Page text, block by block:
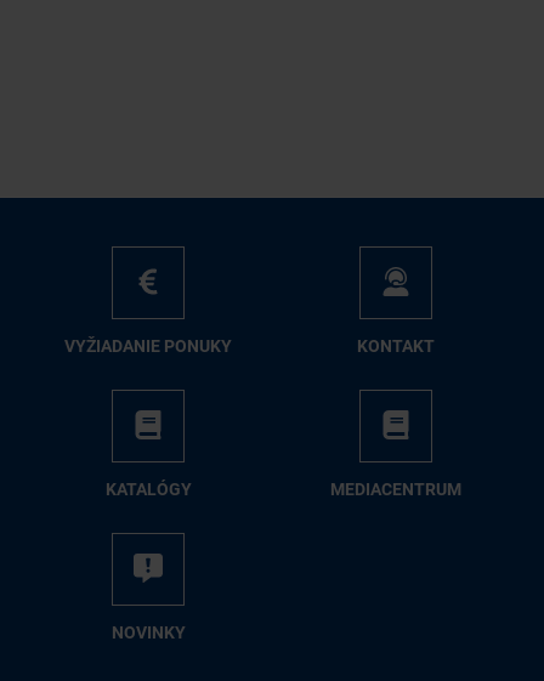
VY­ŽIA­DA­NIE PO­NU­KY KON­TAKT
KA­TA­LÓ­GY ME­DIA­CEN­TRUM
NO­VIN­KY